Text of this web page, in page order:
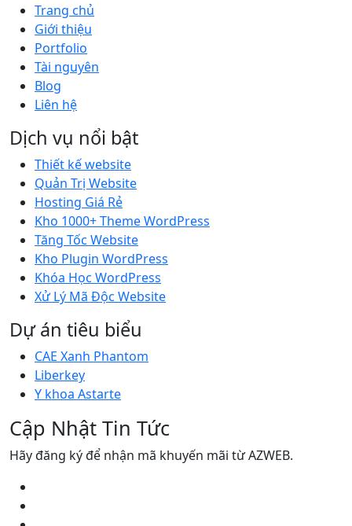
Trang chủ
Giới thiệu
Portfolio
Tài nguyên
Blog
Liên hệ
Dịch vụ nổi bật
Thiết kế website
Quản Trị Website
Hosting Giá Rẻ
Kho 1000+ Theme WordPress
Tăng Tốc Website
Kho Plugin WordPress
Khóa Học WordPress
Xử Lý Mã Độc Website
Dự án tiêu biểu
CAE Xanh Phantom
Liberkey
Y khoa Astarte
Cập Nhật Tin Tức
Hãy đăng ký để nhận mã khuyến mãi từ AZWEB.